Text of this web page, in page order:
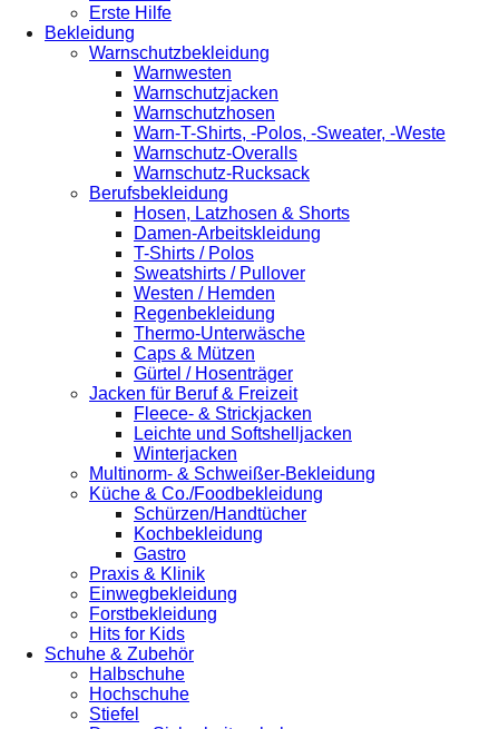
Erste Hilfe
Bekleidung
Warnschutzbekleidung
Warnwesten
Warnschutzjacken
Warnschutzhosen
Warn-T-Shirts, -Polos, -Sweater, -Weste
Warnschutz-Overalls
Warnschutz-Rucksack
Berufsbekleidung
Hosen, Latzhosen & Shorts
Damen-Arbeitskleidung
T-Shirts / Polos
Sweatshirts / Pullover
Westen / Hemden
Regenbekleidung
Thermo-Unterwäsche
Caps & Mützen
Gürtel / Hosenträger
Jacken für Beruf & Freizeit
Fleece- & Strickjacken
Leichte und Softshelljacken
Winterjacken
Multinorm- & Schweißer-Bekleidung
Küche & Co./Foodbekleidung
Schürzen/Handtücher
Kochbekleidung
Gastro
Praxis & Klinik
Einwegbekleidung
Forstbekleidung
Hits for Kids
Schuhe & Zubehör
Halbschuhe
Hochschuhe
Stiefel